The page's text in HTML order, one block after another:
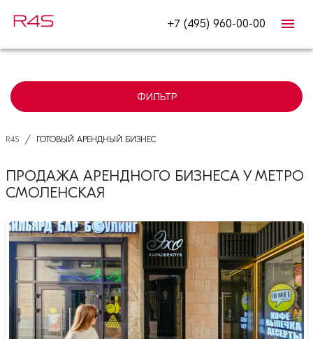
+7 (495) 960-00-00
ФИЛЬТР
R4S / ГОТОВЫЙ АРЕНДНЫЙ БИЗНЕС
ПРОДАЖА АРЕНДНОГО БИЗНЕСА У МЕТРО
СМОЛЕНСКАЯ